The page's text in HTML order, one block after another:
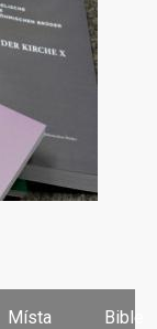
Místa
Bible